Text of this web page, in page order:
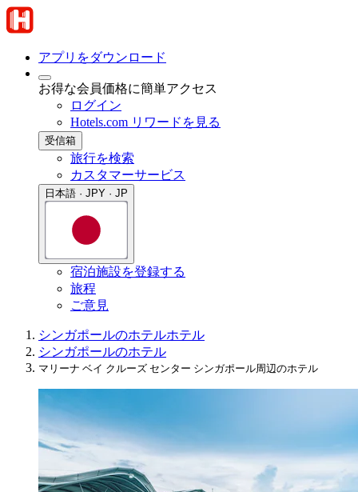
アプリをダウンロード
お得な会員価格に簡単アクセス
ログイン
Hotels.com リワードを見る
受信箱
旅行を検索
カスタマーサービス
日本語 · JPY · JP
宿泊施設を登録する
旅程
ご意見
シンガポールのホテルホテル
シンガポールのホテル
マリーナ ベイ クルーズ センター シンガポール周辺のホテル